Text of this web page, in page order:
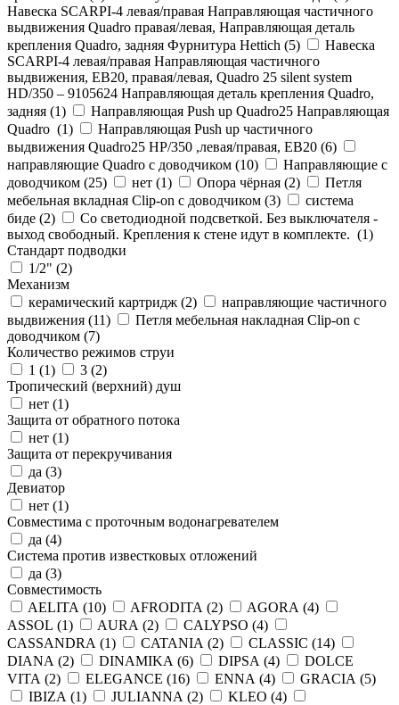
Навеска SCARPI-4 левая/правая Направляющая частичного
выдвижения Quadro правая/левая, Направляющая деталь
крепления Quadro, задняя Фурнитура Hettich (5)
Навеска
SCARPI-4 левая/правая Направляющая частичного
выдвижения, ЕВ20, правая/левая, Quadro 25 silent system
HD/350 – 9105624 Направляющая деталь крепления Quadro,
задняя (1)
Направляющая Push up Quadro25 Направляющая
Quadro (1)
Направляющая Push up частичного
выдвижения Quadro25 НР/350 ,левая/правая, ЕВ20 (6)
направляющие Quadro с доводчиком (10)
Направляющие с
доводчиком (25) нет (1) Опора чёрная (2)
Петля
мебельная вкладная Clip-on с доводчиком (3)
система
биде (2)
Со светодиодной подсветкой. Без выключателя -
выход свободный. Крепления к стене идут в комплекте. (1)
Стандарт подводки
1/2" (2)
Механизм
керамический картридж (2)
направляющие частичного
выдвижения (11)
Петля мебельная накладная Clip-on с
доводчиком (7)
Количество режимов струи
1 (1) 3 (2)
Тропический (верхний) душ
нет (1)
Защита от обратного потока
нет (1)
Защита от перекручивания
да (3)
Девиатор
нет (1)
Совместима с проточным водонагревателем
да (4)
Система против известковых отложений
да (3)
Совместимость
AELITA (10) AFRODITA (2) AGORA (4)
ASSOL (1) AURA (2) CALYPSO (4)
CASSANDRA (1) CATANIA (2) CLASSIC (14)
DIANA (2) DINAMIKA (6) DIPSA (4)
DOLCE
VITA (2) ELEGANCE (16) ENNA (4) GRACIA (5)
IBIZA (1) JULIANNA (2) KLEO (4)